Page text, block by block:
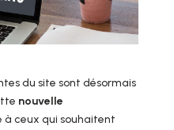
du site sont désormais
nouvelle
à ceux qui souhaitent